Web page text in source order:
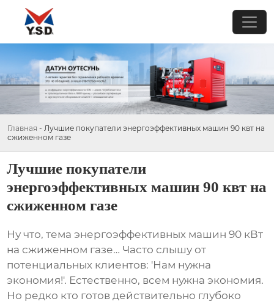
Главная - Лучшие покупатели энергоэффективных машин 90 квт на
сжиженном газе
Лучшие покупатели
энергоэффективных машин 90 квт на
сжиженном газе
Ну что, темаэнергоэффективных машин 90 кВт
на сжиженном газе… Часто слышу от
потенциальных клиентов: 'Нам нужна
экономия!'. Естественно, всем нужна экономия.
Но редко кто готов действительно глубоко